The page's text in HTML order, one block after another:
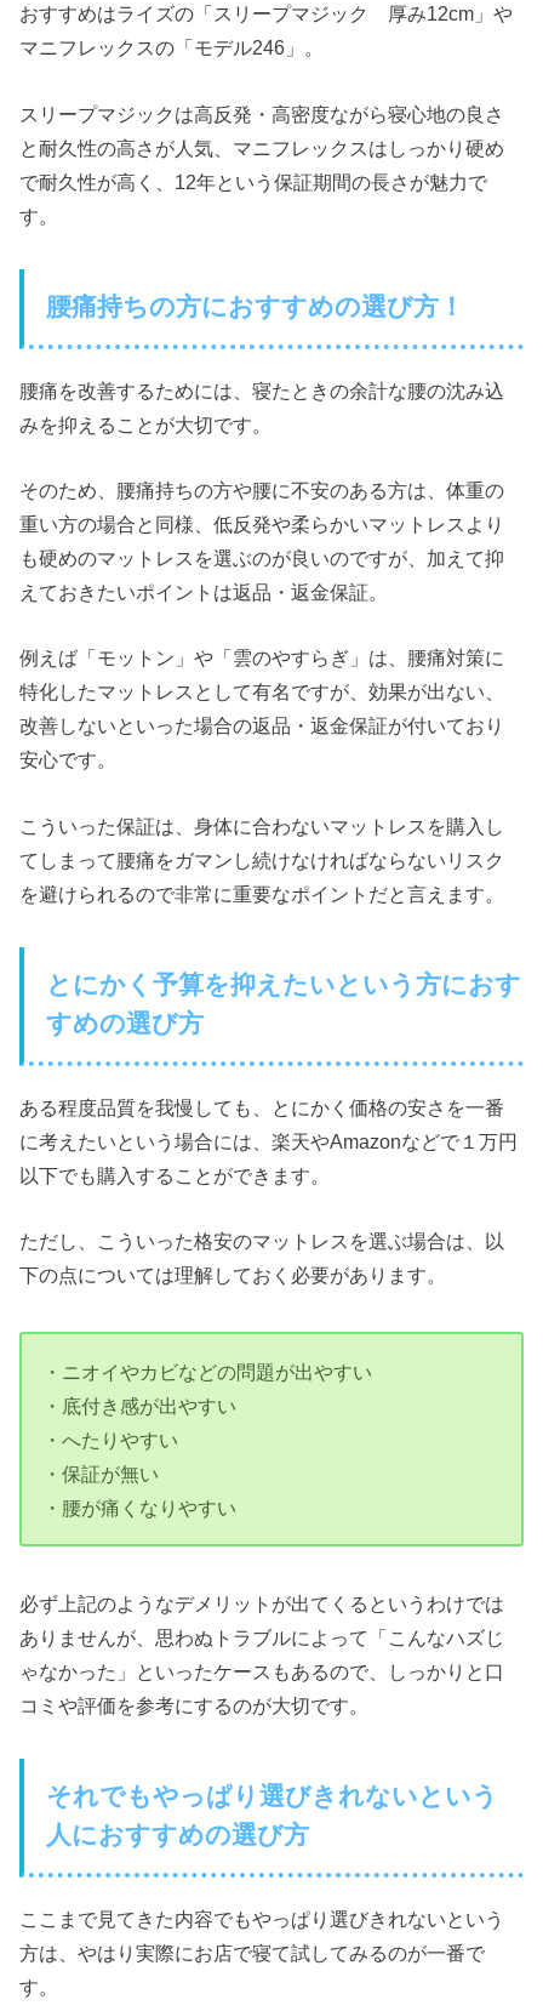
おすすめはライズの「スリープマジック 厚み12cm」や
マニフレックスの「モデル246」。
スリープマジックは高反発・高密度ながら寝心地の良さ
と耐久性の高さが人気、マニフレックスはしっかり硬め
で耐久性が高く、12年という保証期間の長さが魅力で
す。
腰痛持ちの方におすすめの選び方！
腰痛を改善するためには、寝たときの余計な腰の沈み込
みを抑えることが大切です。
そのため、腰痛持ちの方や腰に不安のある方は、体重の
重い方の場合と同様、低反発や柔らかいマットレスより
も硬めのマットレスを選ぶのが良いのですが、加えて抑
えておきたいポイントは返品・返金保証。
例えば「モットン」や「雲のやすらぎ」は、腰痛対策に
特化したマットレスとして有名ですが、効果が出ない、
改善しないといった場合の返品・返金保証が付いており
安心です。
こういった保証は、身体に合わないマットレスを購入し
てしまって腰痛をガマンし続けなければならないリスク
を避けられるので非常に重要なポイントだと言えます。
とにかく予算を抑えたいという方におす
すめの選び方
ある程度品質を我慢しても、とにかく価格の安さを一番
に考えたいという場合には、楽天やAmazonなどで１万円
以下でも購入することができます。
ただし、こういった格安のマットレスを選ぶ場合は、以
下の点については理解しておく必要があります。
・ニオイやカビなどの問題が出やすい
・底付き感が出やすい
・へたりやすい
・保証が無い
・腰が痛くなりやすい
必ず上記のようなデメリットが出てくるというわけでは
ありませんが、思わぬトラブルによって「こんなハズじ
ゃなかった」といったケースもあるので、しっかりと口
コミや評価を参考にするのが大切です。
それでもやっぱり選びきれないという
人におすすめの選び方
ここまで見てきた内容でもやっぱり選びきれないという
方は、やはり実際にお店で寝て試してみるのが一番で
す。